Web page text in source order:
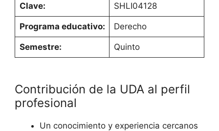
Clave: SHLI04128
Programa educativo: Derecho
Semestre: Quinto
Contribución de la UDA al perfil
profesional
Un conocimiento y experiencia cercanos